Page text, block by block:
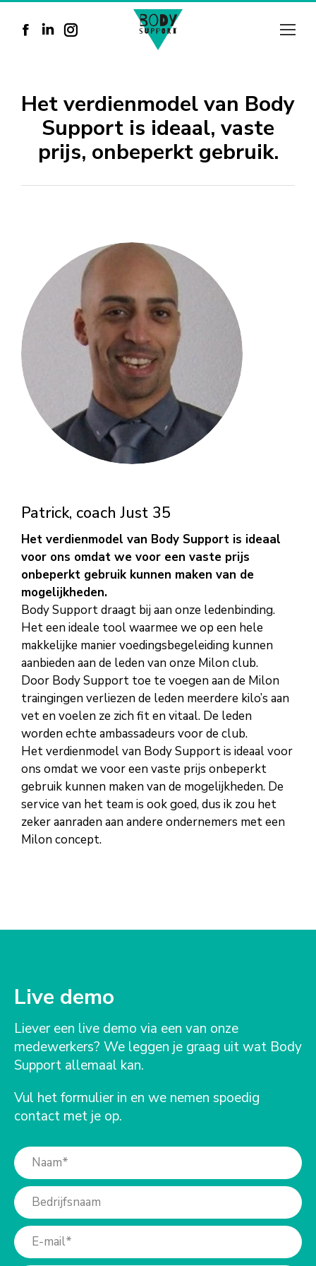
Facebook
in
new
window
Linkedin
in
new
window
Instagram
in
new
window
Het verdienmodel van Body
Support is ideaal, vaste
prijs, onbeperkt gebruik.
Patrick, coach Just 35
Het verdienmodel van Body Support is ideaal
voor ons omdat we voor een vaste prijs
onbeperkt gebruik kunnen maken van de
mogelijkheden.
Body Support draagt bij aan onze ledenbinding.
Het een ideale tool waarmee we op een hele
makkelijke manier voedingsbegeleiding kunnen
aanbieden aan de leden van onze Milon club.
Door Body Support toe te voegen aan de Milon
traingingen verliezen de leden meerdere kilo’s aan
vet en voelen ze zich fit en vitaal. De leden
worden echte ambassadeurs voor de club.
Het verdienmodel van Body Support is ideaal voor
ons omdat we voor een vaste prijs onbeperkt
gebruik kunnen maken van de mogelijkheden. De
service van het team is ook goed, dus ik zou het
zeker aanraden aan andere ondernemers met een
Milon concept.
Live demo
Liever een live demo via een van onze
medewerkers? We leggen je graag uit wat Body
Support allemaal kan.
Vul het formulier in en we nemen spoedig
contact met je op.